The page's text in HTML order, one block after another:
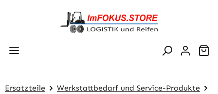
Zum Hauptinhalt springen
Ersatzteile
Werkstattbedarf und Service-Produkte